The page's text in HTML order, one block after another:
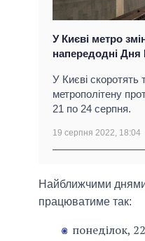
У Києві метро
напередодні Дня
У Києві скоротять
метрополітену
21 по 24 серпня.
19 серпня 2022, 18:04
Найближчими днями
працюватиме так:
понеділок,